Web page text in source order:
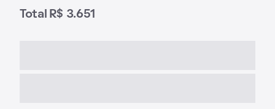
Total R$ 3.651